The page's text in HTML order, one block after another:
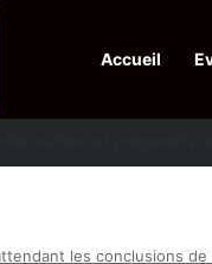
Accueil
les conclusions de